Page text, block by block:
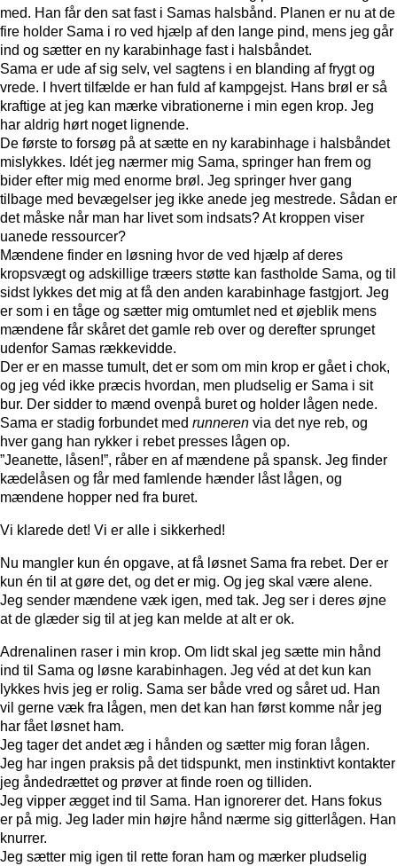
med. Han får den sat fast i Samas halsbånd. Planen er nu at de
fire holder Sama i ro ved hjælp af den lange pind, mens jeg går
ind og sætter en ny karabinhage fast i halsbåndet.
Sama er ude af sig selv, vel sagtens i en blanding af frygt og
vrede. I hvert tilfælde er han fuld af kampgejst. Hans brøl er så
kraftige at jeg kan mærke vibrationerne i min egen krop. Jeg
har aldrig hørt noget lignende.
De første to forsøg på at sætte en ny karabinhage i halsbåndet
mislykkes. Idét jeg nærmer mig Sama, springer han frem og
bider efter mig med enorme brøl. Jeg springer hver gang
tilbage med bevægelser jeg ikke anede jeg mestrede. Sådan er
det måske når man har livet som indsats? At kroppen viser
uanede ressourcer?
Mændene finder en løsning hvor de ved hjælp af deres
kropsvægt og adskillige træers støtte kan fastholde Sama, og til
sidst lykkes det mig at få den anden karabinhage fastgjort. Jeg
er som i en tåge og sætter mig omtumlet ned et øjeblik mens
mændene får skåret det gamle reb over og derefter sprunget
udenfor Samas rækkevidde.
Der er en masse tumult, det er som om min krop er gået i chok,
og jeg véd ikke præcis hvordan, men pludselig er Sama i sit
bur. Der sidder to mænd ovenpå buret og holder lågen nede.
Sama er stadig forbundet med runneren via det nye reb, og
hver gang han rykker i rebet presses lågen op.
”Jeanette, låsen!”, råber en af mændene på spansk. Jeg finder
kædelåsen og får med famlende hænder låst lågen, og
mændene hopper ned fra buret.
Vi klarede det! Vi er alle i sikkerhed!
Nu mangler kun én opgave, at få løsnet Sama fra rebet. Der er
kun én til at gøre det, og det er mig. Og jeg skal være alene.
Jeg sender mændene væk igen, med tak. Jeg ser i deres øjne
at de glæder sig til at jeg kan melde at alt er ok.
Adrenalinen raser i min krop. Om lidt skal jeg sætte min hånd
ind til Sama og løsne karabinhagen. Jeg véd at det kun kan
lykkes hvis jeg er rolig. Sama ser både vred og såret ud. Han
vil gerne væk fra lågen, men det kan han først komme når jeg
har fået løsnet ham.
Jeg tager det andet æg i hånden og sætter mig foran lågen.
Jeg har ingen praksis på det tidspunkt, men instinktivt kontakter
jeg åndedrættet og prøver at finde roen og tilliden.
Jeg vipper ægget ind til Sama. Han ignorerer det. Hans fokus
er på mig. Jeg lader min højre hånd nærme sig gitterlågen. Han
knurrer.
Jeg sætter mig igen til rette foran ham og mærker pludselig